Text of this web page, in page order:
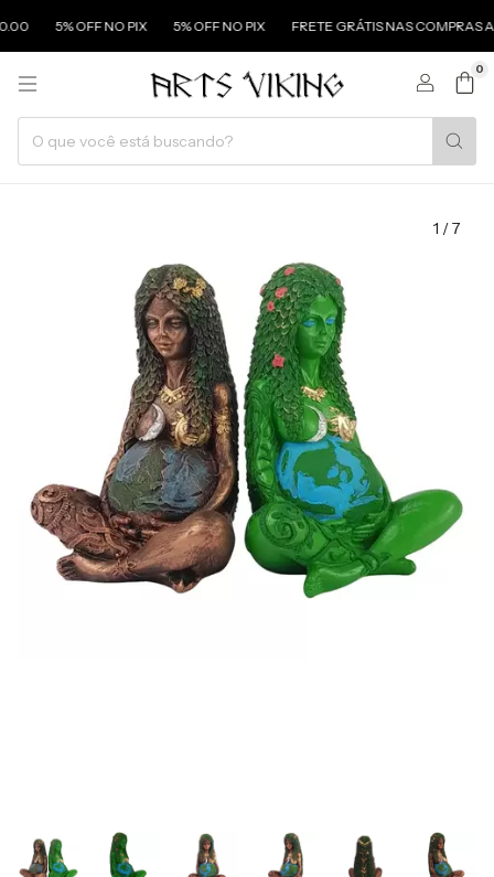
5% OFF NO PIX 5% OFF NO PIX FRETE GRÁTIS NAS COMPRAS
0
1 /7